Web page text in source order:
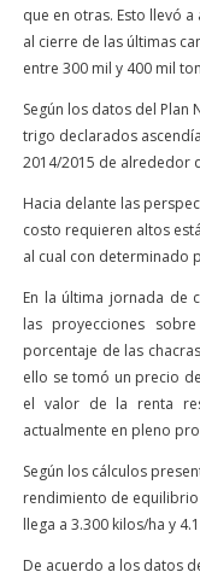
que en otras. Esto llevó
al cierre de las últimas
entre 300 mil y 400 mil
Según los datos del Plan
trigo declarados
2014/2015 de alrededor
Hacia delante las
costo requieren altos
al cual con determinado
En la última jornada de
las proyecciones
porcentaje de las
ello se tomó un precio
el valor de la renta
actualmente en pleno
Según los cálculos
rendimiento de
llega a 3.300 kilos/ha y
De acuerdo a los datos